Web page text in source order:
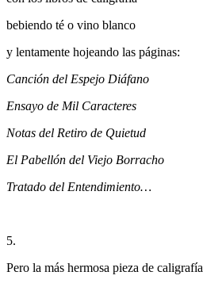
bebiendo té o vino blanco
y lentamente hojeando las páginas:
Canción del Espejo Diáfano
Ensayo de Mil Caracteres
Notas del Retiro de Quietud
El Pabellón del Viejo Borracho
Tratado del Entendimiento…
5.
Pero la más hermosa pieza de caligrafía